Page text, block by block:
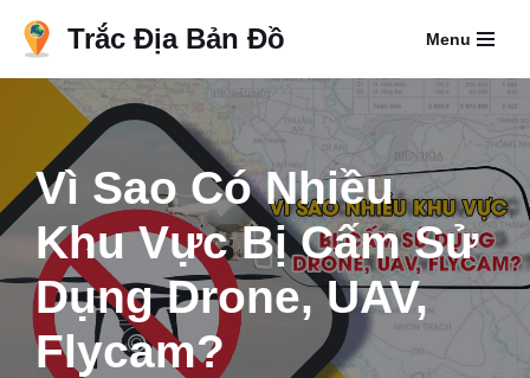
Chuyển
Trắc Địa Bản Đồ Menu
Vì Sao Có Nhiều
Khu Vực Bị Cấm Sử
Dụng Drone, UAV,
Flycam?